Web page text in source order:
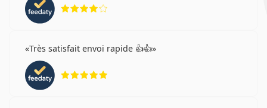
Très satisfait envoi rapide 👍👍